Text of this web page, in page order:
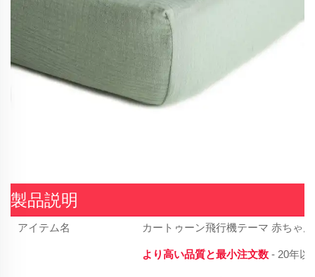
製品説明
アイテム名 カートゥーン飛行機テーマ 赤ちゃ
より高い品質と最小注文数 - 20年以